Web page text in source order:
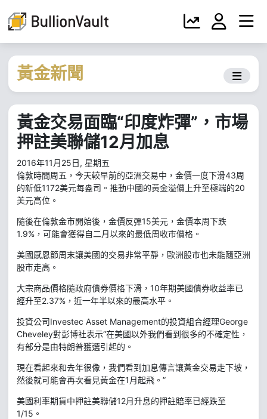
黃金新聞
黃金交易面臨“印度炸彈”，市場
押註美聯儲12月加息
2016年11月25日, 星期五
倫敦時間周五，今天較早前的亞洲交易中，金價一度下滑43周
的新低1172美元每盎司。推動中國的黃金溢價上升至極端的20
美元高位。
隨後在倫敦金市開始後，金價反彈15美元，金價本周下跌
1.9%，可能會獲得自二月以來的最低周收市價格。
美國感恩節周末讓美國的交易非常平靜，歐洲股市也未能隨亞洲
股市走高。
大宗商品價格隨政府債券價格下滑，10年期美國債券收益率已
經升至2.37%，近一年半以來的最高水平。
投資公司Investec Asset Management的投資組合經理George
Cheveley對彭博社表示“在美國以外我們看到很多的不確定性，
有部分是由特朗普獲選引起的。
現在看起來和去年很像，我們看到加息傳言讓黃金交易走下坡，
然後就可能會再次看見黃金在1月起飛。”
美國利率期貨中押註美聯儲12月升息的押註賠率已經跌至
1/15。